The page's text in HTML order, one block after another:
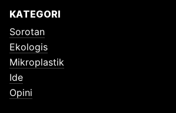
KATEGORI
Sorotan
Ekologis
Mikroplastik
Ide
Opini